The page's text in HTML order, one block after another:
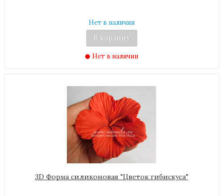
Нет в наличии
В корзину
Нет в наличии
3D Форма силиконовая "Цветок гибискуса"